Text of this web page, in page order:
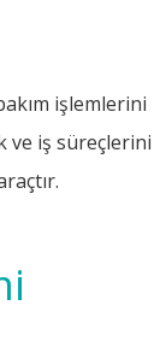
işlemlerini
ve iş süreçlerini